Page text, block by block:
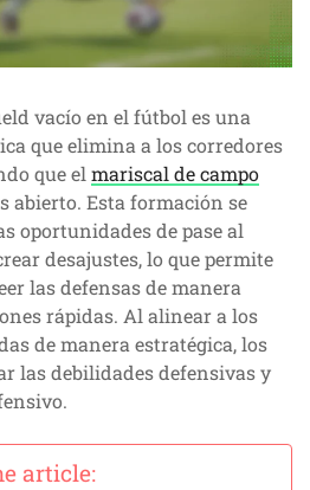
vacío en el fútbol es una
que elimina a los corredores
que elmariscal de campo
abierto. Esta formación se
oportunidades de pase al
desajustes, lo que permite
las defensas de manera
rápidas. Al alinear a los
de manera estratégica, los
las debilidades defensivas y
article: